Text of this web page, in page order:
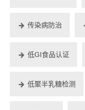
传染病防治
低GI食品认证
低聚半乳糖检测